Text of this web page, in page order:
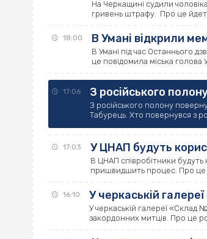
На Черкащині судили
гривень штрафу. Про це
18:00 В Умані відкрили
В Умані під час Останнього
це повідомила міська голова
17:06 З російського
З російського полону
Табурець. Хто повернувся з
17:03 У ЦНАП будуть
В ЦНАП співробітники
пришвидшить процес. Про це
16:10 У черкаській
У черкаській галереї «Склад
закордонних митців. Про це